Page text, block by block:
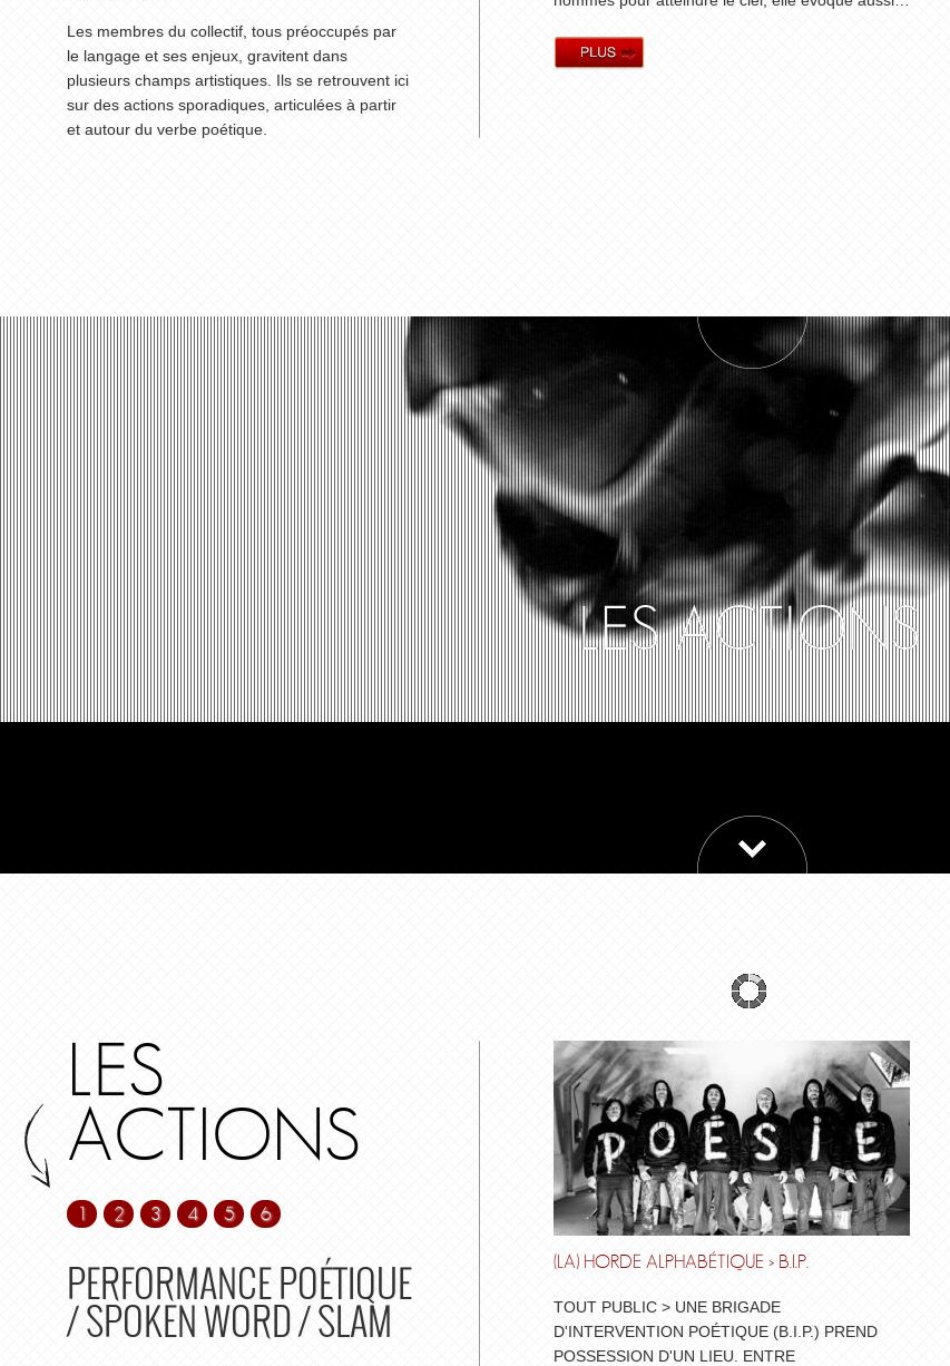
Les membres du collectif, tous préoccupés par
le langage et ses enjeux, gravitent dans
plusieurs champs artistiques. Ils se retrouvent ici
sur des actions sporadiques, articulées à partir
et autour du verbe poétique.
LES ACTIONS
LES
ACTIONS
1 2 3 4 5 6
PERFORMANCE POÉTIQUE
/ SPOKEN WORD / SLAM
(LA) HORDE ALPHABÉTIQUE > B.I.P.
TOUT PUBLIC > UNE BRIGADE
D'INTERVENTION POÉTIQUE (B.I.P.) PREND
POSSESSION D'UN LIEU. ENTRE